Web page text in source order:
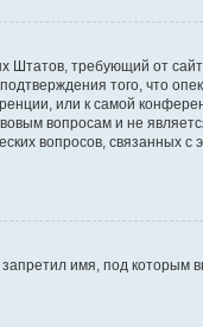
Штатов, требующий от
того, что
или к самой
вопросам и не
вопросов, связанных с
имя, под которым